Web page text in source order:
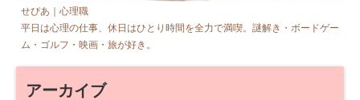
せぴあ｜心理職
平日は心理の仕事、休日はひとり時間を全力で満喫。謎解き・ボードゲー
ム・ゴルフ・映画・旅が好き。
アーカイブ